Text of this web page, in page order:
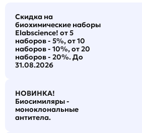
Скидка на
биохимические наборы
Elabscience! от 5
наборов - 5%, от 10
наборов - 10%, от 20
наборов - 20%. До
31.08.2026
НОВИНКА!
Биосимиляры -
моноклональные
антитела.